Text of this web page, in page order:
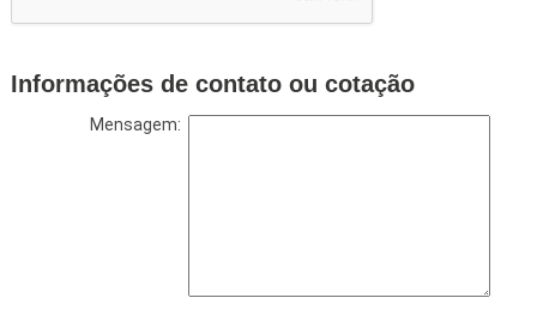
Informações de contato ou cotação
Mensagem: